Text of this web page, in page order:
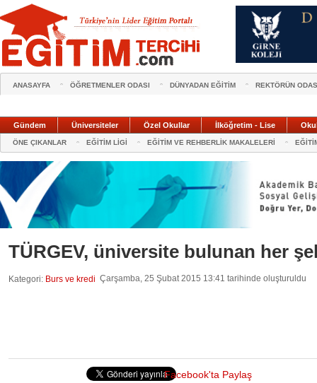
ANASAYFA ÖĞRETMENLER ODASI DÜNYADAN EĞİTİM REKTÖRÜN
Gündem Üniversiteler Özel Okullar İlköğretim - Lise
ÖNE ÇIKANLAR EĞİTİM LİGİ EĞİTİM VE REHBERLİK MAKALELERİ
TÜRGEV, üniversite bulunan her
Kategori: Burs ve kredi Çarşamba, 25 Şubat 2015 13:41 tarihinde oluşturuldu
Facebook'ta Paylaş